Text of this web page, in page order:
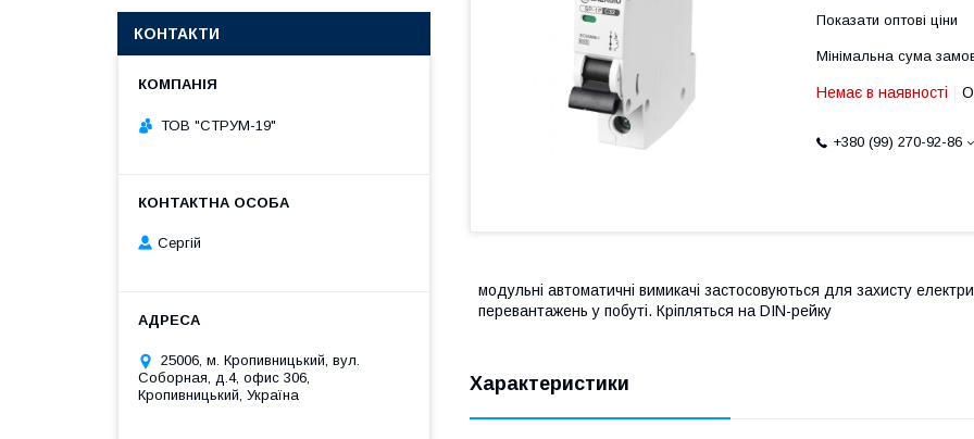
Показати оптові ціни
Мінімальна сума
Немає в наявності
+380 (99) 270-92-86
модульні автоматичні вимикачі застосовуються для захисту
перевантажень у побуті. Кріпляться на DIN-рейку
Характеристики
КОНТАКТИ
ТОВ "СТРУМ-19"
Сергій
25006, м. Кропивницький, вул.
Соборная, д.4, офис 306,
Кропивницький, Україна